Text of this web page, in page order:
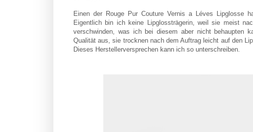
Einen der Rouge Pur Couture Vernis a Léves Lipglosse
Eigentlich bin ich keine Lipglossträgerin, weil sie meist
verschwinden, was ich bei diesem aber nicht behaupten
Qualität aus, sie trocknen nach dem Auftrag leicht auf den
Dieses Herstellerversprechen kann ich so unterschreiben.